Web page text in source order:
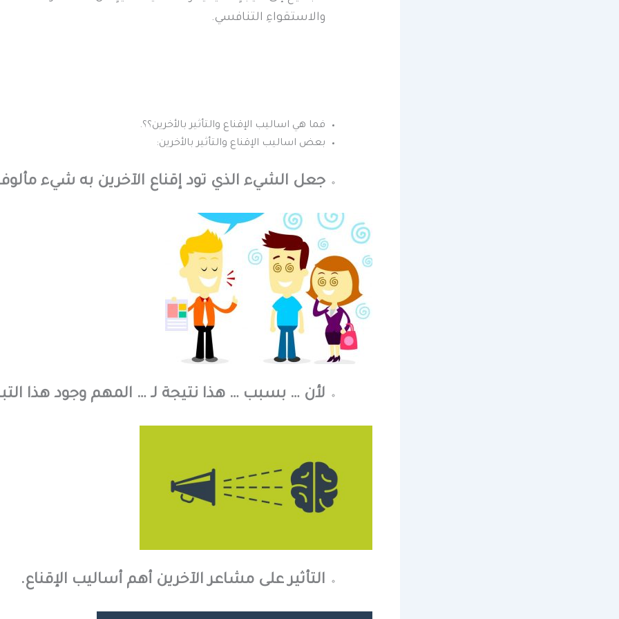
والاستقواءِ التنافسي.
فما هي اساليب الإقناع والتأثير بالأخرين؟؟.
بعض اساليب الإقناع والتأثير بالأخرين:
جعل الشيء الذي تود إقناع الآخرين به شيء
لأن … بسبب … هذا نتيجة لـ … المهم وجود هذا
التأثير على مشاعر الآخرين أهم أساليب الإقناع.